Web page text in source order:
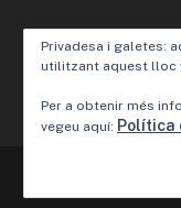
Privadesa i galetes:
utilitzant aquest lloc
Per a obtenir més
vegeu aquí: Política